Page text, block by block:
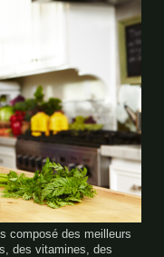
composé des meilleurs
des vitamines, des